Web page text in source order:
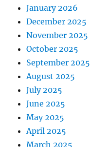
January 2026
December 2025
November 2025
October 2025
September 2025
August 2025
July 2025
June 2025
May 2025
April 2025
March 2025